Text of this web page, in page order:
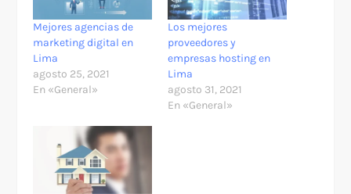
Mejores agencias de
marketing digital en
Lima
agosto 25, 2021
En «General»
Los mejores
proveedores y
empresas hosting en
Lima
agosto 31, 2021
En «General»